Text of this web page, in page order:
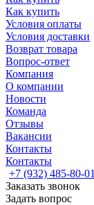
Как купить
Условия оплаты
Условия доставки
Возврат товара
Вопрос-ответ
Компания
О компании
Новости
Команда
Отзывы
Вакансии
Контакты
Контакты
+7 (932) 485-80-01
Заказать звонок
Задать вопрос